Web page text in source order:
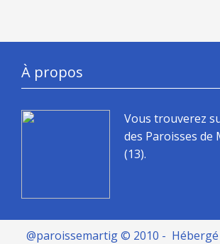
À propos
Vous trouverez
des Paroisses
(13).
@paroissemartig © 2010 -